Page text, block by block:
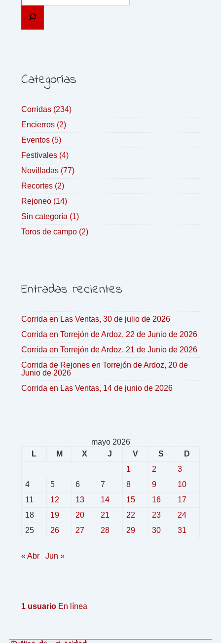
Categorías
Corridas (234)
Encierros (2)
Eventos (5)
Festivales (4)
Novilladas (77)
Recortes (2)
Rejoneo (14)
Sin categoría (1)
Toros de campo (2)
Entradas recientes
Corrida en Las Ventas, 30 de julio de 2026
Corrida en Torrejón de Ardoz, 22 de Junio de 2026
Corrida en Torrejón de Ardoz, 21 de Junio de 2026
Corrida de Rejones en Torrejón de Ardoz, 20 de
Junio de 2026
Corrida en Las Ventas, 14 de junio de 2026
mayo 2026
L
M X J V S
D
1
2
3
4
5 6 7 8 9
10
11
12 13 14 15 16
17
18
19 20 21 22 23
24
25
26 27 28 29 30 31
« Abr Jun »
1 usuario En línea